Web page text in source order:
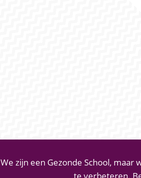
We zijn een Gezonde School,